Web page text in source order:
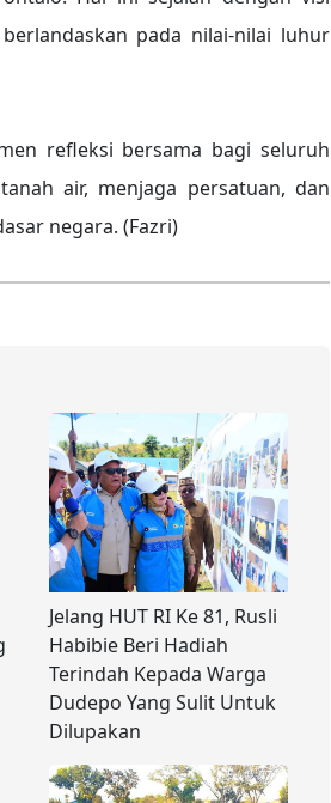
pada nilai-nilai luhur
refleksi bersama bagi seluruh
air, menjaga persatuan, dan
negara. (Fazri)
Jelang HUT RI Ke 81, Rusli
Habibie Beri Hadiah
Terindah Kepada Warga
Dudepo Yang Sulit Untuk
Dilupakan